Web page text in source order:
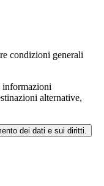
condizioni generali
informazioni
alternative,
dei dati e sui diritti.